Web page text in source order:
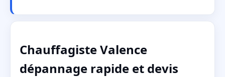
Chauffagiste Valence
dépannage rapide et devis